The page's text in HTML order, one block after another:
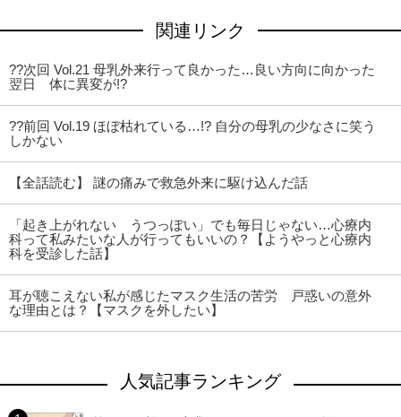
関連リンク
??次回 Vol.21 母乳外来行って良かった…良い方向に向かった
翌日 体に異変が!?
??前回 Vol.19 ほぼ枯れている…!? 自分の母乳の少なさに笑う
しかない
【全話読む】 謎の痛みで救急外来に駆け込んだ話
「起き上がれない うつっぽい」でも毎日じゃない…心療内
科って私みたいな人が行ってもいいの？【ようやっと心療内
科を受診した話】
耳が聴こえない私が感じたマスク生活の苦労 戸惑いの意外
な理由とは？【マスクを外したい】
人気記事ランキング